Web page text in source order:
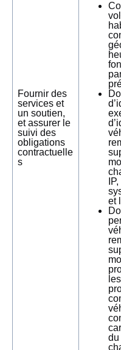
Fournir des
services et
un soutien,
et assurer le
suivi des
obligations
contractuelle
s
et
du